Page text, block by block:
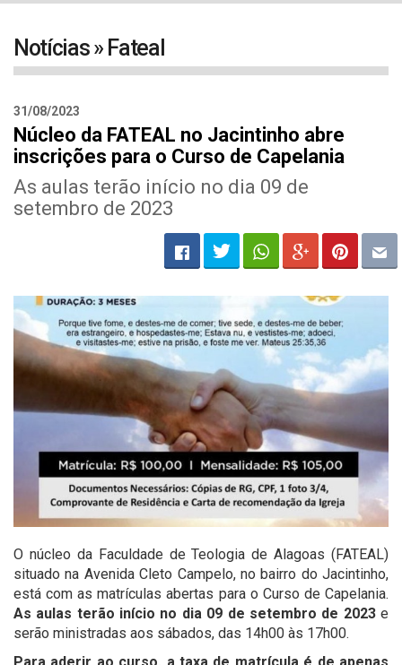
Notícias » Fateal
31/08/2023
Núcleo da FATEAL no Jacintinho abre
inscrições para o Curso de Capelania
As aulas terão início no dia 09 de
setembro de 2023
O núcleo da Faculdade de Teologia de Alagoas (FATEAL)
situado na Avenida Cleto Campelo, no bairro do Jacintinho,
está com as matrículas abertas para o Curso de Capelania.
As aulas terão início no dia 09 de setembro de 2023e
serão ministradas aos sábados, das 14h00 às 17h00.